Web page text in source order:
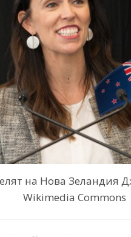
на Нова Зеландия
Wikimedia Commons